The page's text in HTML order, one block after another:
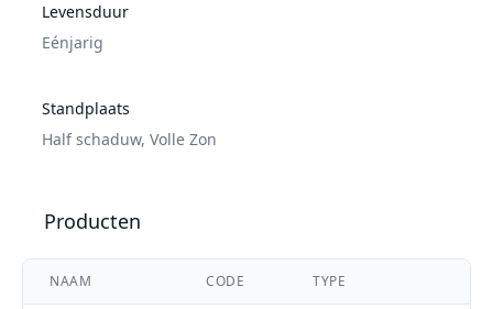
Levensduur
Eénjarig
Standplaats
Half schaduw, Volle Zon
Producten
NAAM CODE TYPE